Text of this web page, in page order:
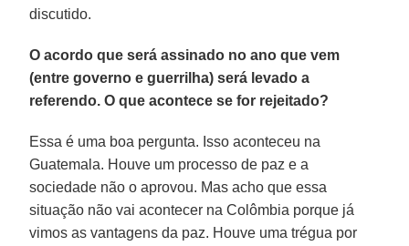
discutido.
O acordo que será assinado no ano que vem
(entre governo e guerrilha) será levado a
referendo. O que acontece se for rejeitado?
Essa é uma boa pergunta. Isso aconteceu na
Guatemala. Houve um processo de paz e a
sociedade não o aprovou. Mas acho que essa
situação não vai acontecer na Colômbia porque já
vimos as vantagens da paz. Houve uma trégua por